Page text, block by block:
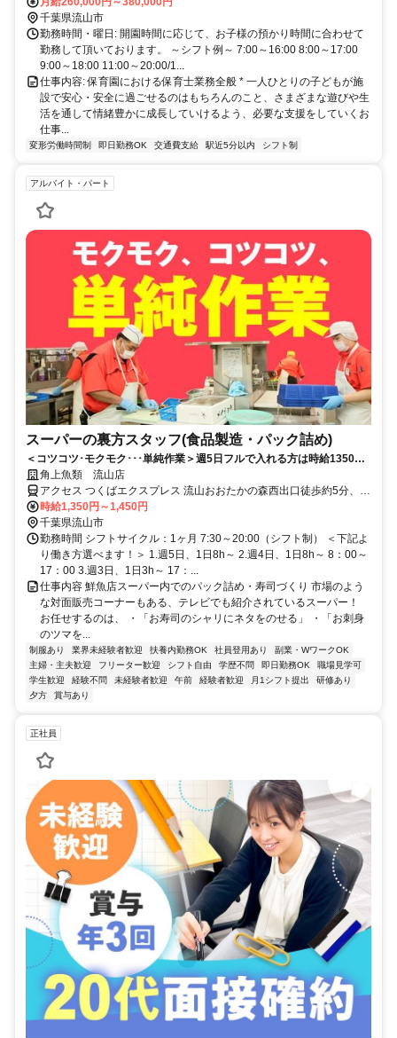
千葉県流山市
勤務時間・曜日: 開園時間に応じて、お子様の預かり時間に合わせて
勤務して頂いております。 ～シフト例～ 7:00～16:00 8:00～17:00
9:00～18:00 11:00～20:00/1...
仕事内容: 保育園における保育士業務全般 * 一人ひとりの子どもが施
設で安心・安全に過ごせるのはもちろんのこと、さまざまな遊びや生
活を通して情緒豊かに成長していけるよう、必要な支援をしていくお
仕事...
変形労働時間制 即日勤務OK 交通費支給 駅近5分以内 シフト制
アルバイト・パート
スーパーの裏方スタッフ(食品製造・パック詰め)
＜コツコツ･モクモク･･･単純作業＞週5日フルで入れる方は時給1350円
（土日祝は＋100円！）賞与あり◎
角上魚類 流山店
アクセス つくばエクスプレス 流山おおたかの森西出口徒歩約5分、東
武野田線〔アーバンパークライン〕 流山おおたかの森西出口徒歩約5
分、東武野田線〔アーバンパークライン〕 豊四季出入口1徒歩約22分
流山おおたかの森駅から徒歩4分 ※バイク・自転車応相談
時給1,350円～1,450円
千葉県流山市
勤務時間 シフトサイクル：1ヶ月 7:30～20:00（シフト制） ＜下記よ
り働き方選べます！＞ 1.週5日、1日8h～ 2.週4日、1日8h～ 8：00～
17：00 3.週3日、1日3h～ 17：...
仕事内容 鮮魚店スーパー内でのパック詰め・寿司づくり 市場のよう
な対面販売コーナーもある、テレビでも紹介されているスーパー！
お任せするのは、 ・「お寿司のシャリにネタをのせる」 ・「お刺身
のツマを...
制服あり 業界未経験者歓迎 扶養内勤務OK 社員登用あり
副業・WワークOK
主婦・主夫歓迎
フリーター歓迎 シフト自由 学歴不問 即日勤務OK
職場見学可
学生歓迎
経験不問 未経験者歓迎 午前 経験者歓迎 月1シフト提出
研修あり
夕方
賞与あり
正社員